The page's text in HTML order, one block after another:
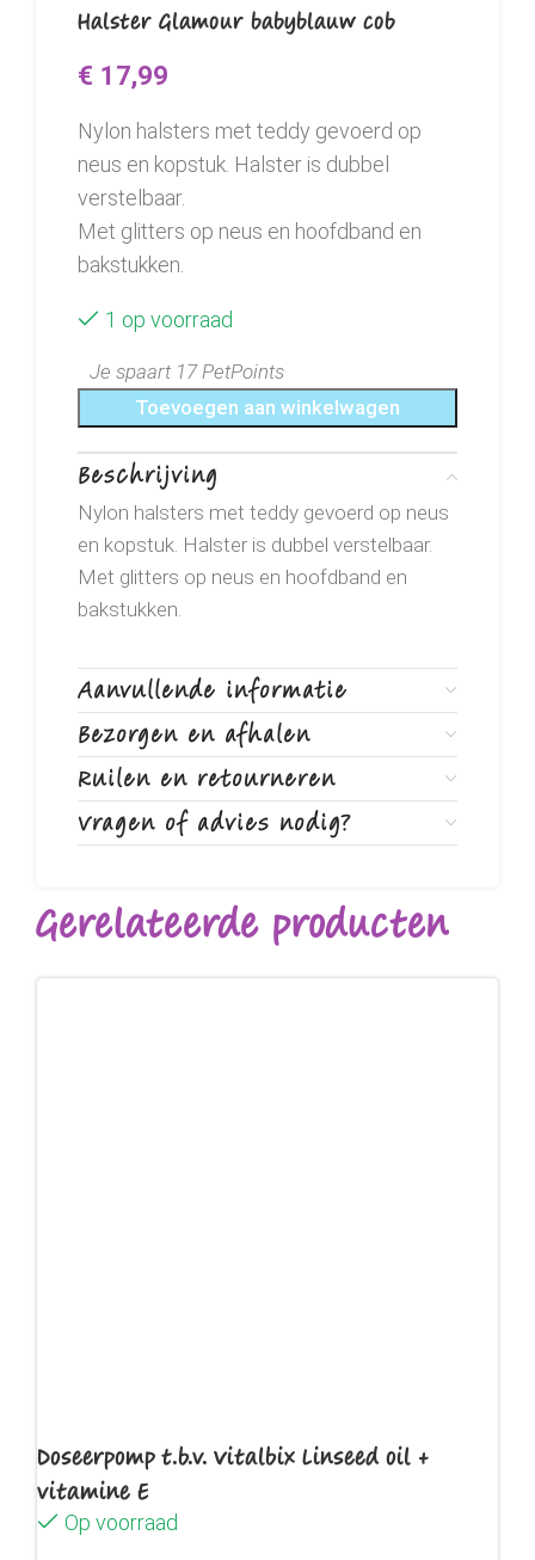
Halster Glamour babyblauw cob
€ 17,99
Nylon halsters met teddy gevoerd op
neus en kopstuk. Halster is dubbel
verstelbaar.
Met glitters op neus en hoofdband en
bakstukken.
1 op voorraad
Je spaart 17 PetPoints
Toevoegen aan winkelwagen
Beschrijving
Nylon halsters met teddy gevoerd op neus
en kopstuk. Halster is dubbel verstelbaar.
Met glitters op neus en hoofdband en
bakstukken.
Aanvullende informatie
Bezorgen en afhalen
Ruilen en retourneren
Vragen of advies nodig?
Gerelateerde producten
Doseerpomp t.b.v. Vitalbix Linseed oil +
vitamine E
Op voorraad